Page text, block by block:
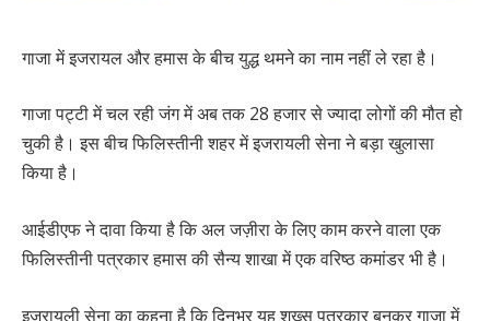
गाजा में इजरायल और हमास के बीच युद्ध थमने का नाम नहीं ले रहा है।
गाजा पट्टी में चल रही जंग में अब तक 28 हजार से ज्यादा लोगों की मौत हो
चुकी है। इस बीच फिलिस्तीनी शहर में इजरायली सेना ने बड़ा खुलासा
किया है।
आईडीएफ ने दावा किया है कि अल जज़ीरा के लिए काम करने वाला एक
फिलिस्तीनी पत्रकार हमास की सैन्य शाखा में एक वरिष्ठ कमांडर भी है।
इजरायली सेना का कहना है कि दिनभर यह शख्स पत्रकार बनकर गाजा में